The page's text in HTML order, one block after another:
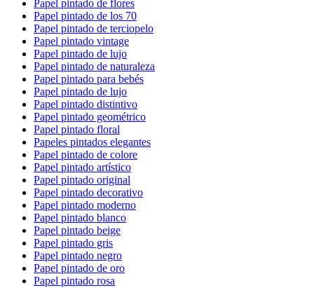
Papel pintado de flores
Papel pintado de los 70
Papel pintado de terciopelo
Papel pintado vintage
Papel pintado de lujo
Papel pintado de naturaleza
Papel pintado para bebés
Papel pintado de lujo
Papel pintado distintivo
Papel pintado geométrico
Papel pintado floral
Papeles pintados elegantes
Papel pintado de colore
Papel pintado artístico
Papel pintado original
Papel pintado decorativo
Papel pintado moderno
Papel pintado blanco
Papel pintado beige
Papel pintado gris
Papel pintado negro
Papel pintado de oro
Papel pintado rosa